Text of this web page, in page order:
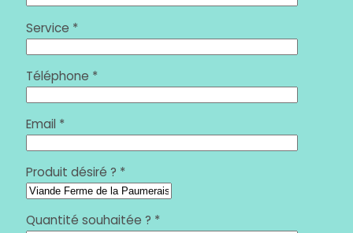
Service *
Téléphone *
Email *
Produit désiré ? *
Quantité souhaitée ? *